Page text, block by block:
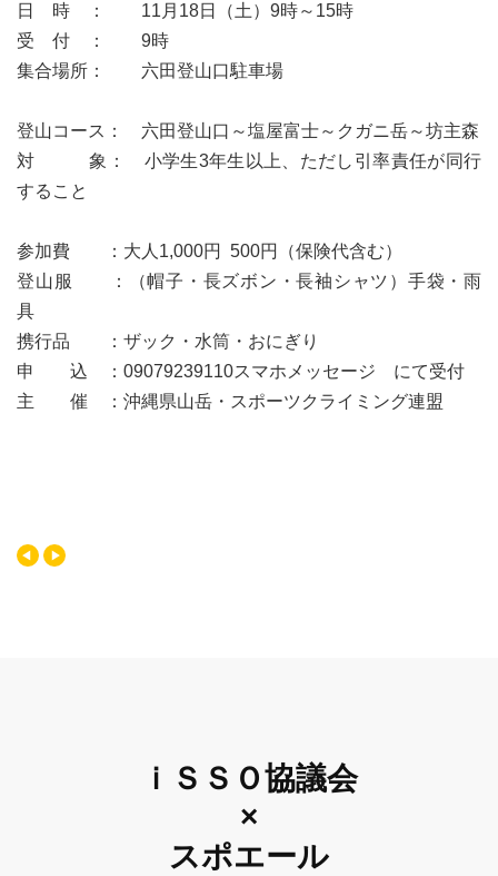
日 時 ： 11月18日（土）9時～15時
受 付 ： 9時
集合場所： 六田登山口駐車場
登山コース： 六田登山口～塩屋富士～クガニ岳～坊主森
対 象： 小学生3年生以上、ただし引率責任が同行
すること
参加費 ：大人1,000円 500円（保険代含む）
登山服 ：（帽子・長ズボン・長袖シャツ）手袋・雨
具
携行品 ：ザック・水筒・おにぎり
申 込 ：09079239110スマホメッセージ にて受付
主 催 ：沖縄県山岳・スポーツクライミング連盟
ｉＳＳＯ協議会
×
スポエール